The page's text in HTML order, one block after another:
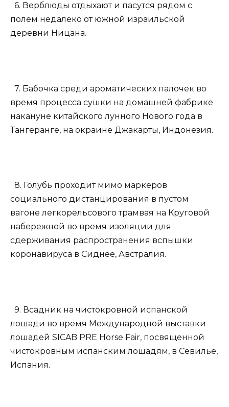
6. Верблюды отдыхают и пасутся рядом с
полем недалеко от южной израильской
деревни Ницана.
7. Бабочка среди ароматических палочек во
время процесса сушки на домашней фабрике
накануне китайского лунного Нового года в
Тангеранге, на окраине Джакарты, Индонезия.
8. Голубь проходит мимо маркеров
социального дистанцирования в пустом
вагоне легкорельсового трамвая на Круговой
набережной во время изоляции для
сдерживания распространения вспышки
коронавируса в Сиднее, Австралия.
9. Всадник на чистокровной испанской
лошади во время Международной выставки
лошадей SICAB PRE Horse Fair, посвященной
чистокровным испанским лошадям, в Севилье,
Испания.